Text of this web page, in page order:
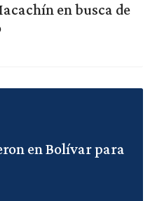
en busca de
en Bolívar para